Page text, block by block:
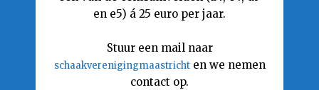
en e5) á 25 euro per jaar.
Stuur een mail naar
schaakverenigingmaastrichten we nemen
contact op.